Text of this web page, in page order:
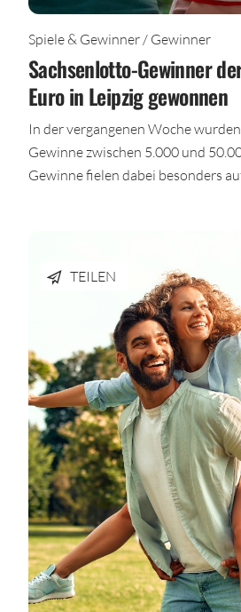
Spiele & Gewinner / Gewinner
Sachsenlotto-Gewinner
Euro in Leipzig gewonnen
In der vergangenen Woche
Gewinne zwischen 5.000 und
Gewinne fielen dabei besonders
TEILEN